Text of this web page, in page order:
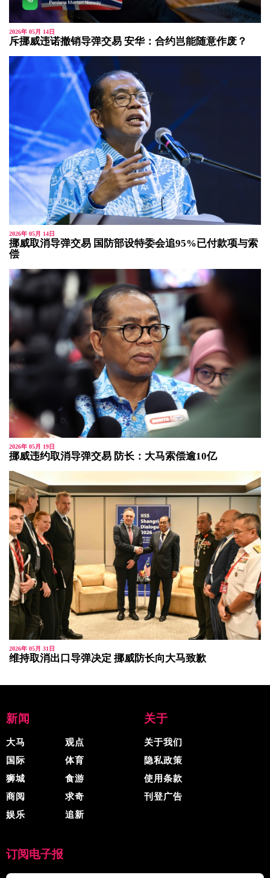
2026年 05月 14日
斥挪威违诺撤销导弹交易 安华：合约岂能随意作废？
2026年 05月 14日
挪威取消导弹交易 国防部设特委会追95%已付款项与索
偿
2026年 05月 19日
挪威违约取消导弹交易 防长：大马索偿逾10亿
2026年 05月 31日
维持取消出口导弹决定 挪威防长向大马致歉
新闻
大马
国际
狮城
商阅
娱乐
观点
体育
食游
求奇
追新
关于
关于我们
隐私政策
使用条款
刊登广告
订阅电子报